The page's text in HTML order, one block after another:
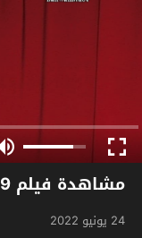
مشاهدة فيلم Man on the Moon 1999 مترجم
24 يونيو 2022